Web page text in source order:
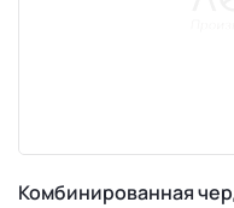
Комбинированная